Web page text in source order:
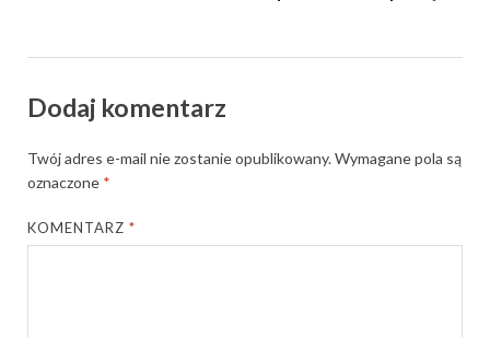
Dodaj komentarz
Twój adres e-mail nie zostanie opublikowany.Wymagane pola są
oznaczone *
KOMENTARZ*